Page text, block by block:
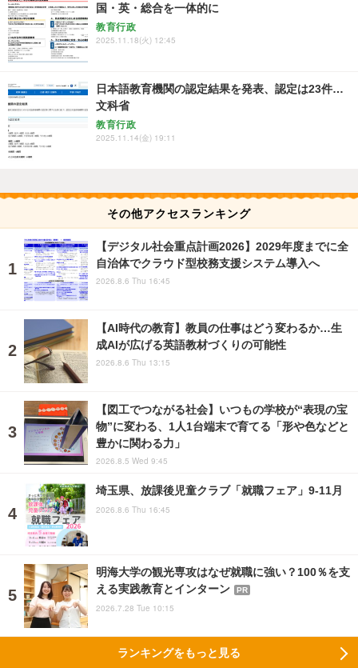
国・英・総合を一体的に
教育行政
2025.11.18(火) 12:45
日本語教育機関の認定結果を発表、認定は23件…
文科省
教育行政
2025.11.14(金) 19:11
その他アクセスランキング
【デジタル社会重点計画2026】2029年度までに全
自治体でクラウド型校務支援システム導入へ
2026.8.6 Thu 16:45
【AI時代の教育】教員の仕事はどう変わるか…生
成AIが広げる英語教材づくりの可能性
2026.8.6 Thu 13:15
【図工でつながる社会】いつもの学校が“表現の宝
物”に変わる、1人1台端末で育てる「形や色などと
豊かに関わる力」
2026.8.5 Wed 9:45
埼玉県、放課後児童クラブ「就職フェア」9-11月
2026.8.6 Thu 16:45
明海大学の観光専攻はなぜ就職に強い？100％を支
える実践教育とインターン
PR
2026.7.28 Tue 10:15
ランキングをもっと見る